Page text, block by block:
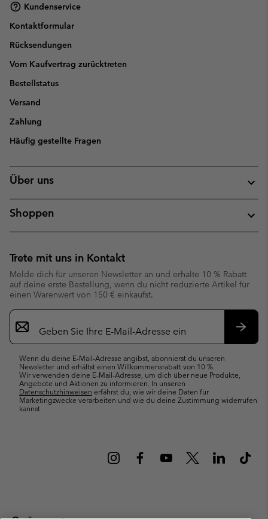
Kundenservice
Kontaktformular
Rücksendungen
Vom Kaufvertrag zurücktreten
Bestellstatus
Versand
Zahlung
Häufig gestellte Fragen
Über uns
Shoppen
Trete mit uns in Kontakt
Melde dich für unseren Newsletter an und erhalte 10 % Rabatt
auf deine erste Bestellung, wenn du nicht reduzierte Artikel für
einen Warenwert von 150 € einkaufst.
Newsletter-
Anmeldung
Wenn du deine E-Mail-Adresse angibst, abonnierst du unseren
Newsletter und erhältst einen Willkommensrabatt von 10 %.
Wir verwenden deine E-Mail-Adresse, um dich über neue Produkte,
Angebote und Aktionen zu informieren. In unseren
Datenschutzhinweisen erfährst du, wie wir deine Daten für
Marketingzwecke verarbeiten und wie du deine Zustimmung widerrufen
kannst.